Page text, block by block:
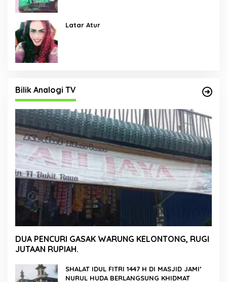
Latar Atur
Bilik Analogi TV
DUA PENCURI GASAK WARUNG KELONTONG, RUGI
JUTAAN RUPIAH.
SHALAT IDUL FITRI 1447 H DI MASJID JAMI’
NURUL HUDA BERLANGSUNG KHIDMAT